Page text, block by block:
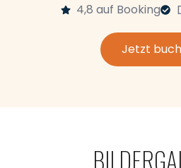
4,8 auf Booking
Jetzt